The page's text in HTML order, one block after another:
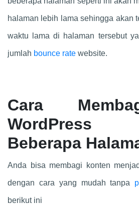
halaman lebih lama sehingga akan
waktu lama di halaman tersebut
jumlah bounce rate website.
Cara
WordPress
Beberapa
Anda bisa membagi konten
dengan cara yang mudah tanpa
berikut ini